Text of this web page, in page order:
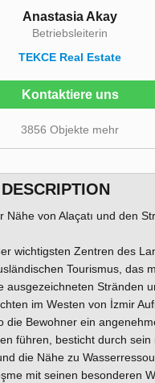
Anastasia Akay
Betriebsleiterin
TEKCE Real Estate
Kontaktiere uns
3856 Objekte mehr
Nähe von Alaçatı und den
wichtigsten Zentren des
Tourismus, das
ausgezeichneten Stränden
im Westen von İzmir
die Bewohner ein
führen, besticht durch sein
die Nähe zu
mit seinen besonderen